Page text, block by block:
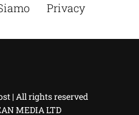
Privacy
| All rights reserved
MEDIA LTD